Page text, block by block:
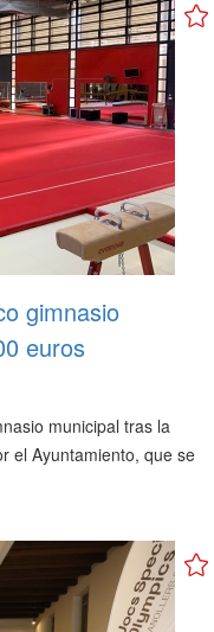
gimnasio
euros
municipal tras la
el Ayuntamiento, que se